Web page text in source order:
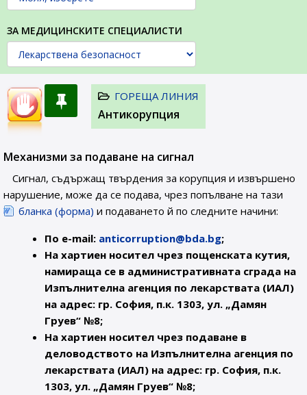
ЗА МЕДИЦИНСКИТЕ СПЕЦИАЛИСТИ
ГОРЕЩА ЛИНИЯ
Антикорупция
Механизми за подаване на сигнал
Сигнал, съдържащ твърдения за корупция и извършено
нарушение, може да се подава, чрез попълване на тази
бланка (форма) и подаването й по следните начини:
По e-mail: anticorruption@bda.bg;
На хартиен носител чрез пощенската кутия,
намираща се в административната сграда на
Изпълнителна агенция по лекарствата (ИАЛ)
на адрес: гр. София, п.к. 1303, ул. „Дамян
Груев“ №8;
На хартиен носител чрез подаване в
деловодството на Изпълнителна агенция по
лекарствата (ИАЛ) на адрес: гр. София, п.к.
1303, ул. „Дамян Груев“ №8;